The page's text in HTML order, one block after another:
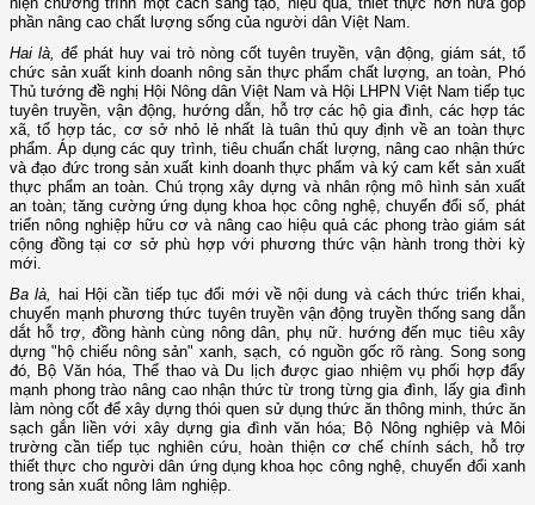
phần nâng cao chất lượng sống của người dân Việt Nam.
Hai là, để phát huy vai trò nòng cốt tuyên truyền, vận động, giám sát, tổ
chức sản xuất kinh doanh nông sản thực phẩm chất lượng, an toàn, Phó
Thủ tướng đề nghị Hội Nông dân Việt Nam và Hội LHPN Việt Nam tiếp tục
tuyên truyền, vận động, hướng dẫn, hỗ trợ các hộ gia đình, các hợp tác
xã, tổ hợp tác, cơ sở nhỏ lẻ nhất là tuân thủ quy định về an toàn thực
phẩm. Áp dụng các quy trình, tiêu chuẩn chất lượng, nâng cao nhận thức
và đạo đức trong sản xuất kinh doanh thực phẩm và ký cam kết sản xuất
thực phẩm an toàn. Chú trọng xây dựng và nhân rộng mô hình sản xuất
an toàn; tăng cường ứng dụng khoa học công nghệ, chuyển đổi số, phát
triển nông nghiệp hữu cơ và nâng cao hiệu quả các phong trào giám sát
cộng đồng tại cơ sở phù hợp với phương thức vận hành trong thời kỳ
mới.
Ba là,
hai Hội cần tiếp tục đổi mới về nội dung và cách thức triển khai,
chuyển mạnh phương thức tuyên truyền vận động truyền thống sang dẫn
dắt hỗ trợ, đồng hành cùng nông dân, phụ nữ. hướng đến mục tiêu xây
dựng "hộ chiếu nông sản" xanh, sạch, có nguồn gốc rõ ràng. Song song
đó, Bộ Văn hóa, Thể thao và Du lịch được giao nhiệm vụ phối hợp đẩy
mạnh phong trào nâng cao nhận thức từ trong từng gia đình, lấy gia đình
làm nòng cốt để xây dựng thói quen sử dụng thức ăn thông minh, thức ăn
sạch gắn liền với xây dựng gia đình văn hóa; Bộ Nông nghiệp và Môi
trường cần tiếp tục nghiên cứu, hoàn thiện cơ chế chính sách, hỗ trợ
thiết thực cho người dân ứng dụng khoa học công nghệ, chuyển đổi xanh
trong sản xuất nông lâm nghiệp.